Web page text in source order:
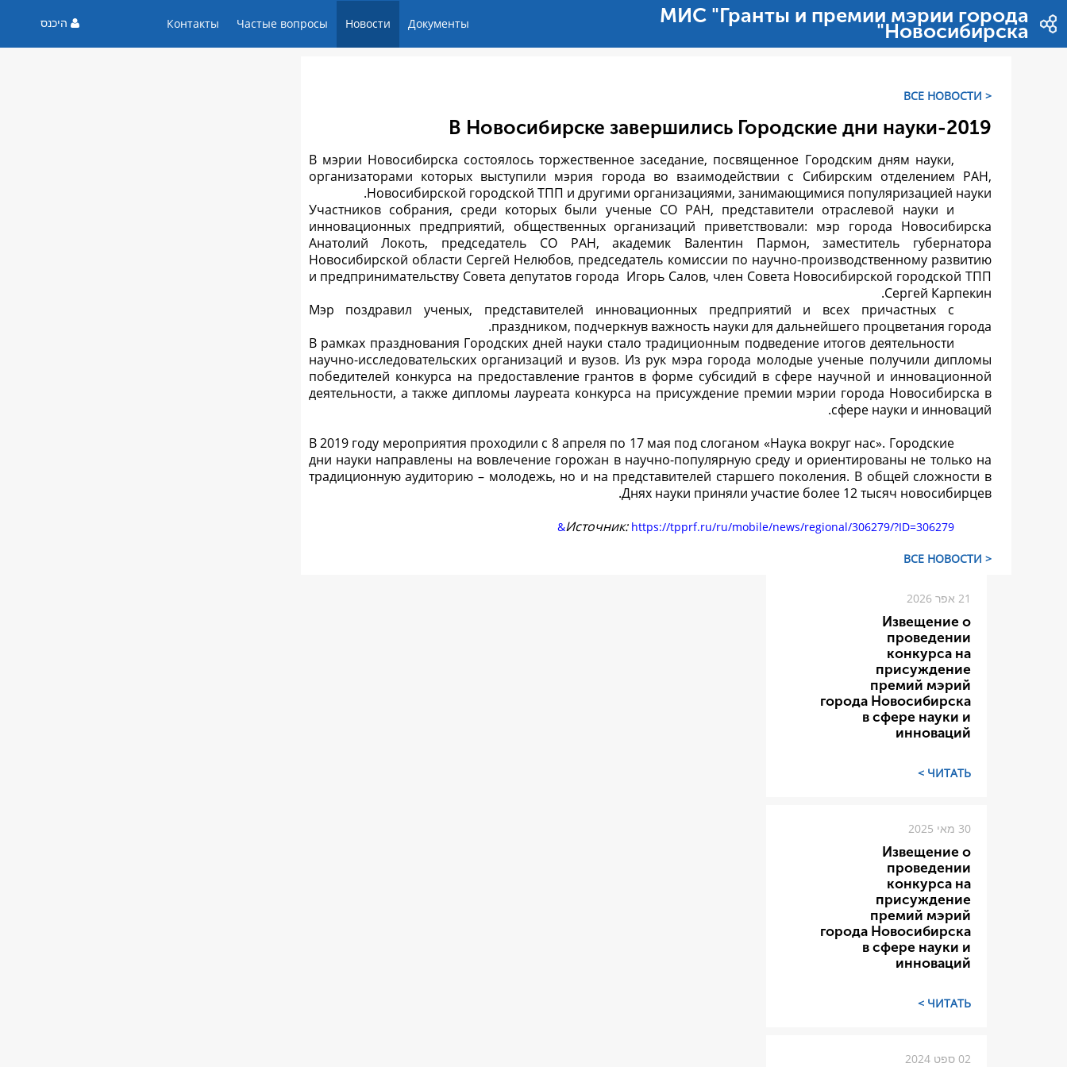
МИС "Гранты и премии мэрии города
Новосибирска"
Документы
Новости
Частые вопросы
Контакты היכנס
< ВСЕ НОВОСТИ
В Новосибирске завершились Городские дни науки-2019
В мэрии Новосибирска состоялось торжественное заседание, посвященное Городским дням науки,
организаторами которых выступили мэрия города во взаимодействии с Сибирским отделением РАН,
Новосибирской городской ТПП и другими организациями, занимающимися популяризацией науки.
Участников собрания, среди которых были ученые СО РАН, представители отраслевой науки и
инновационных предприятий, общественных организаций приветствовали: мэр города Новосибирска
Анатолий Локоть, председатель СО РАН, академик Валентин Пармон, заместитель губернатора
Новосибирской области Сергей Нелюбов, председатель комиссии по научно-производственному развитию
и предпринимательству Совета депутатов города Игорь Салов, член Совета Новосибирской городской ТПП
Сергей Карпекин.
Мэр поздравил ученых, представителей инновационных предприятий и всех причастных с
праздником, подчеркнув важность науки для дальнейшего процветания города.
В рамках празднования Городских дней науки стало традиционным подведение итогов деятельности
научно-исследовательских организаций и вузов. Из рук мэра города молодые ученые получили дипломы
победителей конкурса на предоставление грантов в форме субсидий в сфере научной и инновационной
деятельности, а также дипломы лауреата конкурса на присуждение премии мэрии города Новосибирска в
сфере науки и инноваций.
В 2019 году мероприятия проходили с 8 апреля по 17 мая под слоганом «Наука вокруг нас». Городские
дни науки направлены на вовлечение горожан в научно-популярную среду и ориентированы не только на
традиционную аудиторию – молодежь, но и на представителей старшего поколения. В общей сложности в
Днях науки приняли участие более 12 тысяч новосибирцев.
Источник: https://tpprf.ru/ru/mobile/news/regional/306279/?ID=306279&
< ВСЕ НОВОСТИ
21 אפר 2026
Извещение о
проведении
конкурса на
присуждение
премий мэрий
города Новосибирска
в сфере науки и
инноваций
ЧИТАТЬ >
30 מאי 2025
Извещение о
проведении
конкурса на
присуждение
премий мэрий
города Новосибирска
в сфере науки и
инноваций
ЧИТАТЬ >
02 ספט 2024